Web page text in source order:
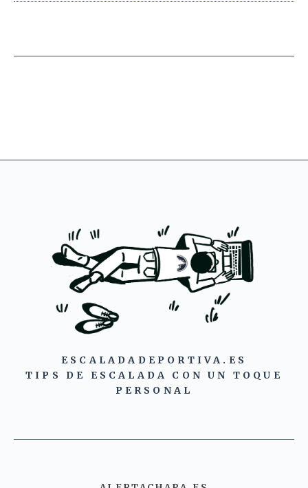
ESCALADADEPORTIVA.ES
TIPS DE ESCALADA CON UN TOQUE
PERSONAL